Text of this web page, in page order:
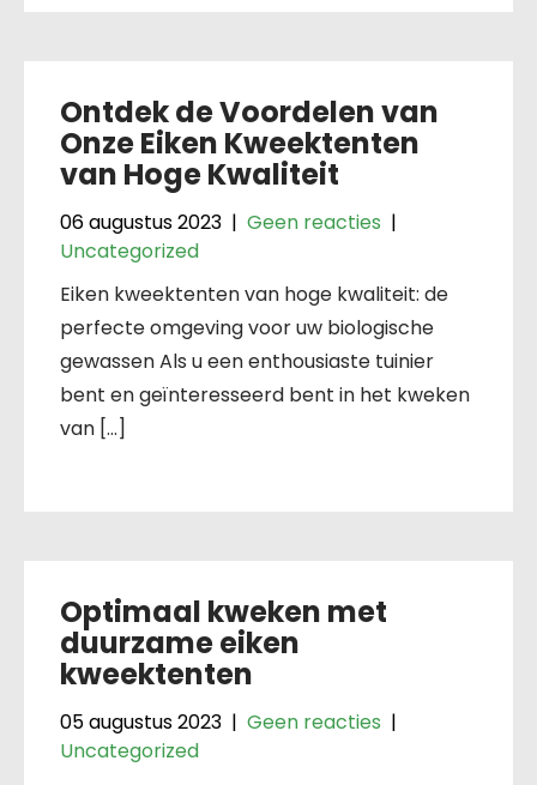
Ontdek de Voordelen van
Onze Eiken Kweektenten
van Hoge Kwaliteit
06 augustus 2023 | Geen reacties |
Uncategorized
Eiken kweektenten van hoge kwaliteit: de
perfecte omgeving voor uw biologische
gewassen Als u een enthousiaste tuinier
bent en geïnteresseerd bent in het kweken
van […]
Optimaal kweken met
duurzame eiken
kweektenten
05 augustus 2023 | Geen reacties |
Uncategorized